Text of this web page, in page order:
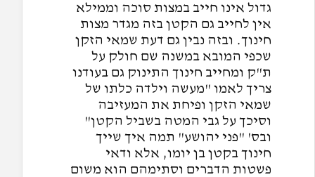
גדול אינו חייב במצות סוכה וממילא
אין לחייב גם הקטן בזה מגדר מצות
חינוך. ובזה נבין גם דעת שמאי הזקן
שכפי המובא במשנה שם חולק על
ת"ק ומחייב חינוך התינוק גם בעודנו
צריך לאמו "מעשה וילדה כלתו של
שמאי הזקן ופיחת את המעזיבה
וסיכך על גבי המטה בשביל הקטן"
ובס' "פני יהושע" תמה איך שייך
חינוך בקטן בן יומו, אלא ודאי
פשטות הדברים וסתימהם הוא משום